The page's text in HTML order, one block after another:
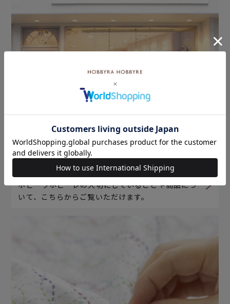
ホビーラホビーレについて
ホビーラホビーレの大切にしていることや商品につ
いて、こちらからご覧いただけます。